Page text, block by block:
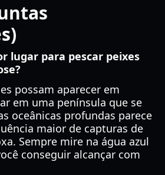
lugar para pescar peixes
possam aparecer em
em uma península que se
oceânicas profundas parece
maior de capturas de
Sempre mire na água azul
conseguir alcançar com